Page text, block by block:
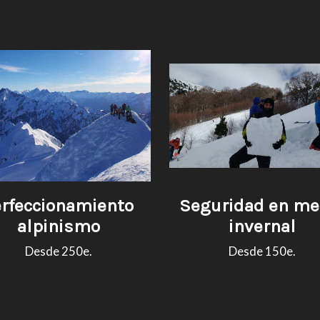
alpinismo
Desde 250e.
Seguridad en
invernal
Desde 150e.